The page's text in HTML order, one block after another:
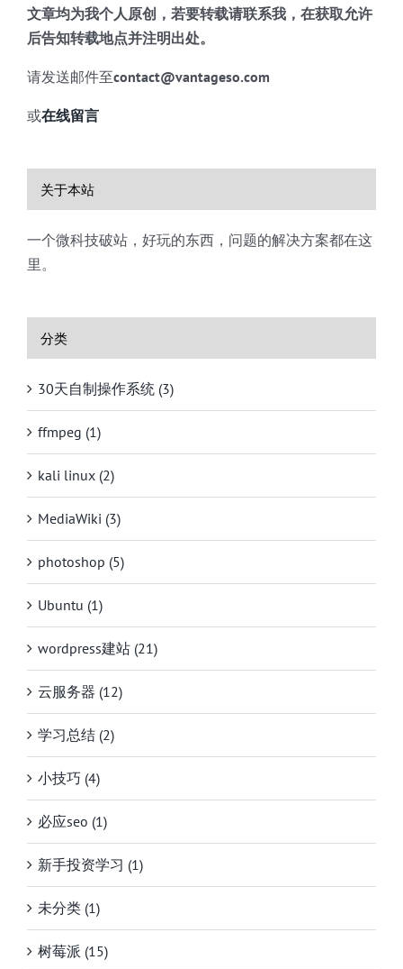
文章均为我个人原创，若要转载请联系我，在获取允许
后告知转载地点并注明出处。
请发送邮件至contact@vantageso.com
或在线留言
关于本站
一个微科技破站，好玩的东西，问题的解决方案都在这
里。
分类
30天自制操作系统 (3)
ffmpeg (1)
kali linux (2)
MediaWiki (3)
photoshop (5)
Ubuntu (1)
wordpress建站 (21)
云服务器 (12)
学习总结 (2)
小技巧 (4)
必应seo (1)
新手投资学习 (1)
未分类 (1)
树莓派 (15)